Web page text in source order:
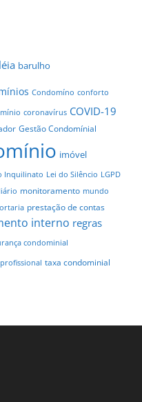
barulho
Condomíno conforto
coronavírus COVID-19
Gestão Condomínial
imóvel
Inquilinato Lei do Silêncio LGPD
monitoramento mundo
prestação de contas
interno regras
condominial
taxa condominial